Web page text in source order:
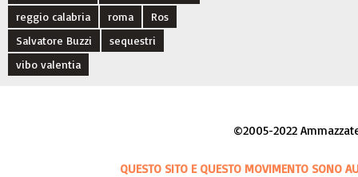
reggio calabria
roma
Ros
Salvatore Buzzi
sequestri
vibo valentia
©2005-2022
QUESTO SITO E QUESTO MOVIMENTO SONO